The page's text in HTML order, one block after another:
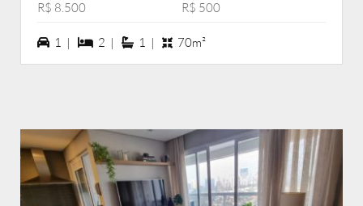
R$ 8.500 R$ 500
1 vagas na garagem
1 | 2 dormiórios
2 | 1 suítes
1 | 70m²